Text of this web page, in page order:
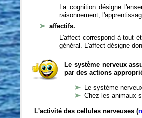
La cognition désigne
raisonnement,
affectifs.
L'affect correspond à tout
général. L'affect désigne
Le système nerveux
par des actions
Le système
Chez les animaux
L'activité des cellules nerveuses (